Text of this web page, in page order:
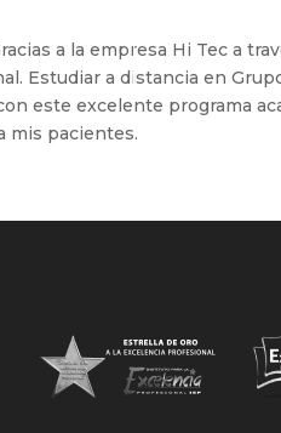
a la empresa Hi Tec a
Estudiar a distancia en
este excelente programa
mis pacientes.